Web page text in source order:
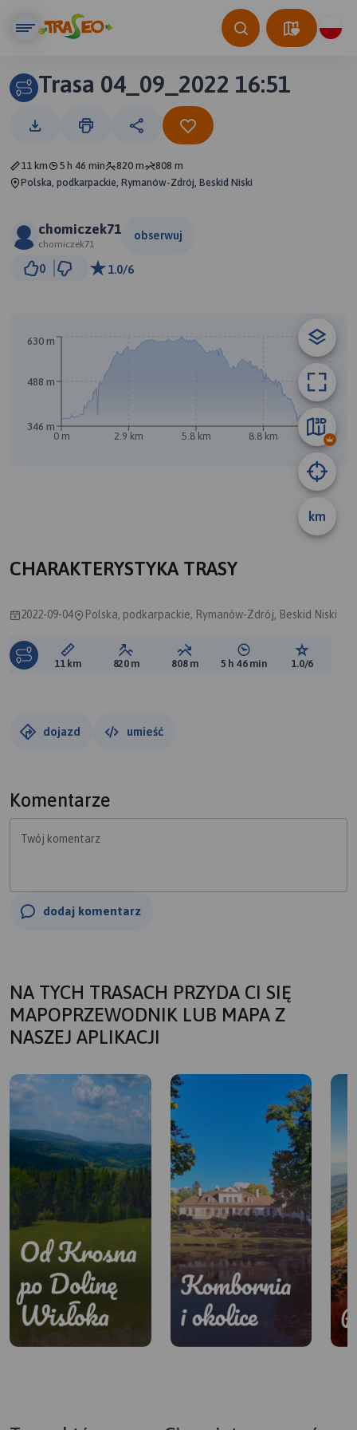
Trasa 04_09_2022 16:51
11 km 5 h 46 min 820 m
808 m
Polska, podkarpackie, Rymanów-Zdrój, Beskid Niski
chomiczek71
chomiczek71
obserwuj
0 1.0/6
A
km
0 m 2.9 km 5.8 km 8.8 km 11 km
346 m
488 m
630 m
CHARAKTERYSTYKA TRASY
2022-09-04 Polska, podkarpackie, Rymanów-Zdrój, Beskid Niski
Długość trasy:
11 km Suma przewyższeń:
820 m Suma spadków:
808 m Średni czas potrzebny
5 h 46 min Ocena
1.0/6
dojazd umieść
Komentarze
Twój komentarz
dodaj komentarz
NA TYCH TRASACH PRZYDA CI SIĘ
MAPOPRZEWODNIK LUB MAPA Z
NASZEJ APLIKACJI